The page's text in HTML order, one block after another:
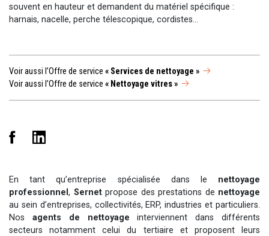
souvent en hauteur et demandent du matériel spécifique :
harnais, nacelle, perche télescopique, cordistes…
Voir aussi l’Offre de service « Services de nettoyage »
Voir aussi l’Offre de service « Nettoyage vitres »
En tant qu’entreprise spécialisée dans le nettoyage
professionnel , Sernet propose des prestations de nettoyage
au sein d’entreprises, collectivités, ERP, industries et particuliers.
Nos agents de nettoyage interviennent dans différents
secteurs notamment celui du tertiaire et proposent leurs